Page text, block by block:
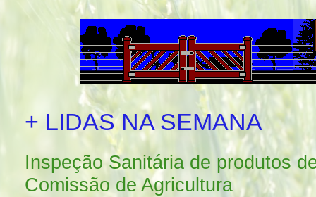
+ LIDAS NA SEMANA
Inspeção Sanitária de produtos
Comissão de Agricultura